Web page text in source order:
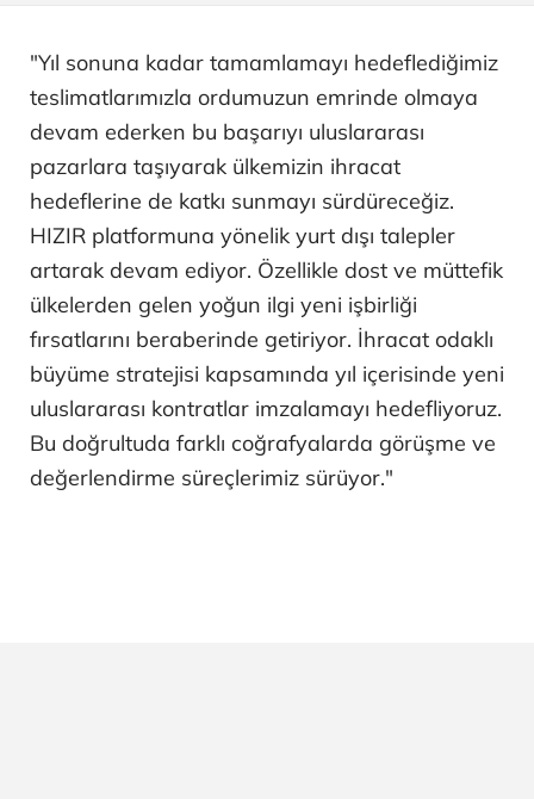
"Yıl sonuna kadar tamamlamayı hedeflediğimiz
teslimatlarımızla ordumuzun emrinde olmaya
devam ederken bu başarıyı uluslararası
pazarlara taşıyarak ülkemizin ihracat
hedeflerine de katkı sunmayı sürdüreceğiz.
HIZIR platformuna yönelik yurt dışı talepler
artarak devam ediyor. Özellikle dost ve müttefik
ülkelerden gelen yoğun ilgi yeni işbirliği
fırsatlarını beraberinde getiriyor. İhracat odaklı
büyüme stratejisi kapsamında yıl içerisinde yeni
uluslararası kontratlar imzalamayı hedefliyoruz.
Bu doğrultuda farklı coğrafyalarda görüşme ve
değerlendirme süreçlerimiz sürüyor."​​​​​​​